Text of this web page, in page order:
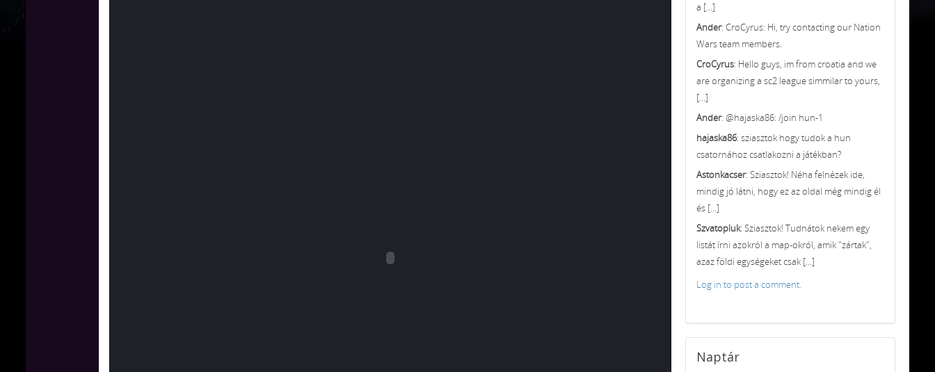
a [...]
Ander: CroCyrus: Hi, try contacting our Nation
Wars team members.
CroCyrus: Hello guys, im from croatia and we
are organizing a sc2 league simmilar to yours,
[...]
Ander: @hajaska86: /join hun-1
hajaska86: sziasztok hogy tudok a hun
csatornához csatlakozni a játékban?
Astonkacser: Sziasztok! Néha felnézek ide,
mindig jó látni, hogy ez az oldal még mindig él
és [...]
Szvatopluk: Sziasztok! Tudnátok nekem egy
listát írni azokról a map-okról, amik "zártak",
azaz földi egységeket csak [...]
Log in to post a comment.
Naptár